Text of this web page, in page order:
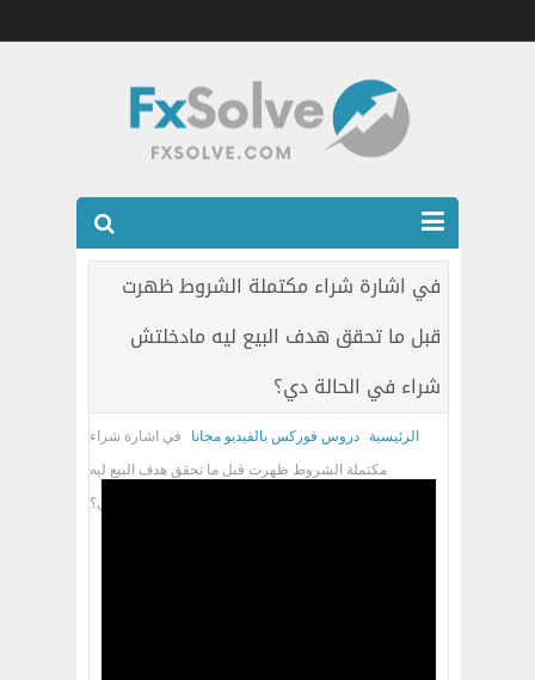
شركات الفوركس المرخصه
كتب
اتصل بنا
في اشارة شراء مكتملة الشروط ظهرت
قبل ما تحقق هدف البيع ليه مادخلتش
شراء في الحالة دي؟
الرئيسية دروس فوركس بالفيديو مجانا
في اشارة شراء
مكتملة الشروط ظهرت قبل ما تحقق هدف البيع ليه
مادخلتش شراء في الحالة دي؟